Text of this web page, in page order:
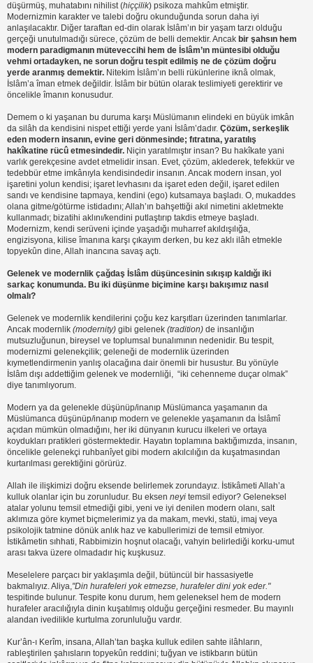
düşürmüş, muhatabını nihilist (hiççilik) psikoza mahkûm etmiştir.
Modernizmin karakter ve talebi doğru okunduğunda sorun daha iyi
anlaşılacaktır. Diğer taraftan ed-din olarak İslâm’ın bir yaşam tarzı olduğu
gerçeği unutulmadığı sürece, çözüm de belli demektir. Ancak bir şahsın hem
modern paradigmanın müteveccihi hem de İslâm’ın müntesibi olduğu
vehmi ortadayken, ne sorun doğru tespit edilmiş ne de çözüm doğru
yerde aranmış demektir. Nitekim İslâm’ın belli rükünlerine iknâ olmak,
İslâm’a îman etmek değildir. İslâm bir bütün olarak teslimiyeti gerektirir ve
öncelikle îmanın konusudur.
Demem o ki yaşanan bu duruma karşı Müslümanın elindeki en büyük imkân
da silâh da kendisini nispet ettiği yerde yani İslâm’dadır. Çözüm, serkeşlik
eden modern insanın, evine geri dönmesinde; fıtratına, yaratılış
hakîkatine rücû etmesindedir. Niçin yaratılmıştır insan? Bu hakîkate yani
varlık gerekçesine avdet etmelidir insan. Evet, çözüm, aklederek, tefekkür ve
tedebbür etme imkânıyla kendisindedir insanın. Ancak modern insan, yol
işaretini yolun kendisi; işaret levhasını da işaret eden değil, işaret edilen
sandı ve kendisine tapmaya, kendini (ego) kutsamaya başladı. O, mukaddes
olana gitme/götürme istidadını; Allah’ın bahşettiği akıl nimetini akletmekte
kullanmadı; bizatihi aklını/kendini putlaştırıp takdis etmeye başladı.
Modernizm, kendi serüveni içinde yaşadığı muharref akıldışılığa,
engizisyona, kilise îmanına karşı çıkayım derken, bu kez aklı ilâh etmekle
topyekûn dine, Allah inancına savaş açtı.
Gelenek ve modernlik çağdaş İslâm düşüncesinin sıkışıp kaldığı iki
sarkaç konumunda. Bu iki düşünme biçimine karşı bakışımız nasıl
olmalı?
Gelenek ve modernlik kendilerini çoğu kez karşıtları üzerinden tanımlarlar.
Ancak modernlik (modernity) gibi gelenek (tradition) de insanlığın
mutsuzluğunun, bireysel ve toplumsal bunalımının nedenidir. Bu tespit,
modernizmi gelenekçilik; geleneği de modernlik üzerinden
kıymetlendirmenin yanlış olacağına dair önemli bir husustur. Bu yönüyle
İslâm dışı addettiğim gelenek ve modernliği, “iki cehenneme duçar olmak”
diye tanımlıyorum.
Modern ya da gelenekle düşünüp/inanıp Müslümanca yaşamanın da
Müslümanca düşünüp/inanıp modern ve gelenekle yaşamanın da İslâmî
açıdan mümkün olmadığını, her iki dünyanın kurucu ilkeleri ve ortaya
koydukları pratikleri göstermektedir. Hayatın toplamına baktığımızda, insanın,
öncelikle gelenekçi ruhbanîyet gibi modern akılcılığın da kuşatmasından
kurtarılması gerektiğini görürüz.
Allah ile ilişkimizi doğru eksende belirlemek zorundayız. İstikâmeti Allah’a
kulluk olanlar için bu zorunludur. Bu eksen neyi temsil ediyor? Geleneksel
atalar yolunu temsil etmediği gibi, yeni ve iyi denilen modern olanı, salt
aklımıza göre kıymet biçmelerimiz ya da makam, mevki, statü, imaj veya
psikolojik tatmine dönük anlık haz ve kabullerimizi de temsil etmiyor.
İstikâmetin sıhhati, Rabbimizin hoşnut olacağı, vahyin belirlediği korku-umut
arası takva üzere olmadadır hiç kuşkusuz.
Meselelere parçacı bir yaklaşımla değil, bütüncül bir hassasiyetle
bakmalıyız. Aliya,"Din hurafeleri yok etmezse, hurafeler dini yok eder."
tespitinde bulunur. Tespite konu durum, hem geleneksel hem de modern
hurafeler aracılığıyla dinin kuşatılmış olduğu gerçeğini resmeder. Bu mayınlı
alandan ivedilikle kurtulma zorunluluğu vardır.
Kur’ân-ı Kerîm, insana, Allah’tan başka kulluk edilen sahte ilâhların,
rableştirilen şahısların topyekûn reddini; tuğyan ve istikbarın bütün